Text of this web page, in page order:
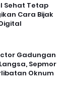
Sehat Tetap
Cara Bijak
Gadungan
Sepmor
Oknum